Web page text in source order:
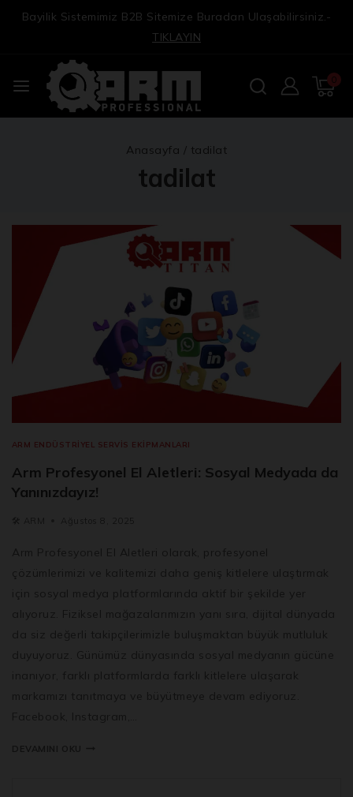
Bayilik Sistemimiz B2B Sitemize Buradan Ulaşabilirsiniz.-
TIKLAYIN
0
Anasayfa / tadilat
tadilat
ARM ENDÜSTRIYEL SERVIS EKIPMANLARI
Arm Profesyonel El Aletleri: Sosyal Medyada da
Yanınızdayız!